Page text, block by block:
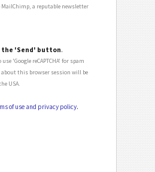
a reputable newsletter
the 'Send' button.
'Google reCAPTCHA' for spam
this browser session will be
USA.
of use and privacy policy.